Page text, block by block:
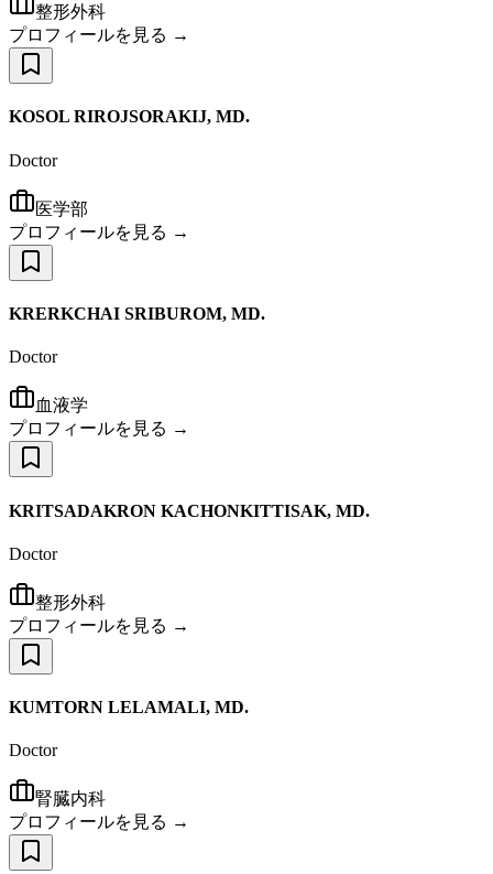
整形外科
プロフィールを見る →
KOSOL RIROJSORAKIJ, MD.
Doctor
医学部
プロフィールを見る →
KRERKCHAI SRIBUROM, MD.
Doctor
血液学
プロフィールを見る →
KRITSADAKRON KACHONKITTISAK, MD.
Doctor
整形外科
プロフィールを見る →
KUMTORN LELAMALI, MD.
Doctor
腎臓内科
プロフィールを見る →